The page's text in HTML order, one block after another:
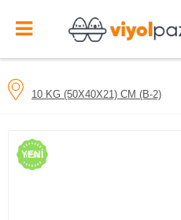
10 KG (50X40X21) CM (B-2)
YENI